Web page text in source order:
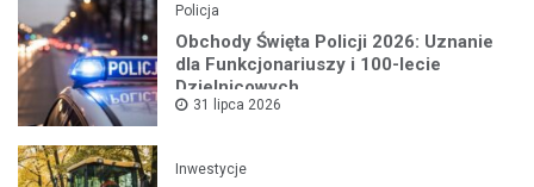
Policja
Obchody Święta Policji 2026: Uznanie
dla Funkcjonariuszy i 100-lecie
Dzielnicowych
31 lipca 2026
Inwestycje